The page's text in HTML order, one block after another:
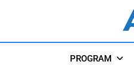
PROGRAM